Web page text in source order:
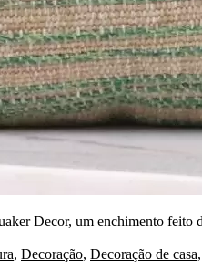
Decor, um enchimento feito
, Decoração, Decoração de casa,